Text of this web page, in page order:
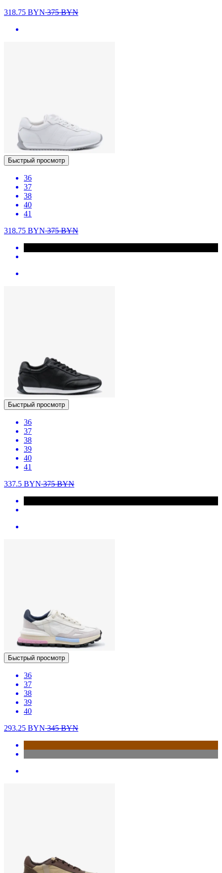
318.75 BYN375BYN
Быстрый просмотр
36
37
38
40
41
318.75 BYN375BYN
Быстрый просмотр
36
37
38
39
40
41
337.5 BYN375BYN
Быстрый просмотр
36
37
38
39
40
293.25 BYN345BYN